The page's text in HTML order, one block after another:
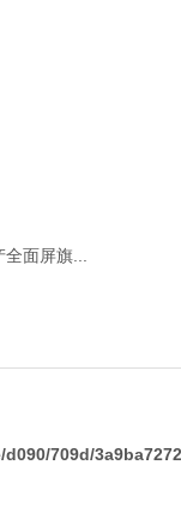
面屏旗...
709d/